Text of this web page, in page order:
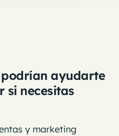
podrían ayudarte
si necesitas
y marketing